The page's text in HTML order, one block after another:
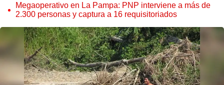
Megaoperativo en La Pampa: PNP interviene a más de
2.300 personas y captura a 16 requisitoriados